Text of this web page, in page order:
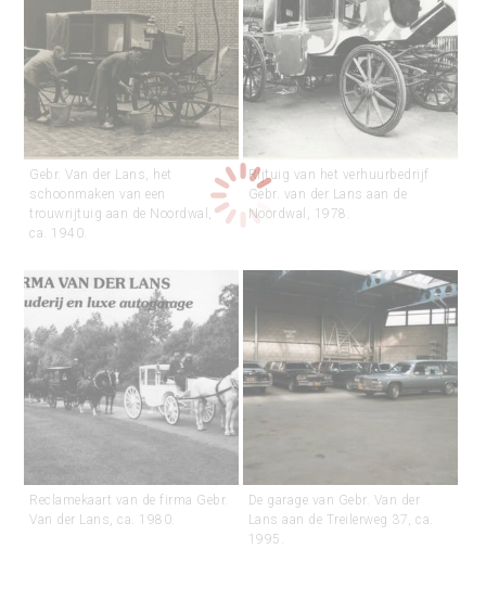
Gebr. Van der Lans, het
schoonmaken van een
trouwrijtuig aan de Noordwal,
ca. 1940.
Rijtuig van het verhuurbedrijf
Gebr. van der Lans aan de
Noordwal, 1978.
Reclamekaart van de firma Gebr.
Van der Lans, ca. 1980.
De garage van Gebr. Van der
Lans aan de Treilerweg 37, ca.
1995.